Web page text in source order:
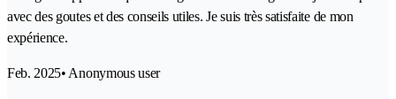
avec des goutes et des conseils utiles. Je suis très satisfaite de mon
expérience.
Feb. 2025• Anonymous user